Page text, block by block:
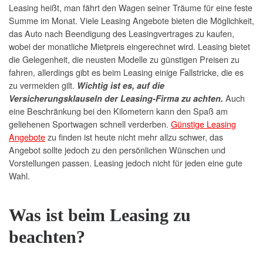
Leasing heißt, man fährt den Wagen seiner Träume für eine feste
Summe im Monat. Viele Leasing Angebote bieten die Möglichkeit,
das Auto nach Beendigung des Leasingvertrages zu kaufen,
wobei der monatliche Mietpreis eingerechnet wird. Leasing bietet
die Gelegenheit, die neusten Modelle zu günstigen Preisen zu
fahren, allerdings gibt es beim Leasing einige Fallstricke, die es
zu vermeiden gilt. Wichtig ist es, auf die
Versicherungsklauseln der Leasing-Firma zu achten. Auch
eine Beschränkung bei den Kilometern kann den Spaß am
geliehenen Sportwagen schnell verderben. Günstige Leasing
Angebotezu finden ist heute nicht mehr allzu schwer, das
Angebot sollte jedoch zu den persönlichen Wünschen und
Vorstellungen passen. Leasing jedoch nicht für jeden eine gute
Wahl.
Was ist beim Leasing zu
beachten?